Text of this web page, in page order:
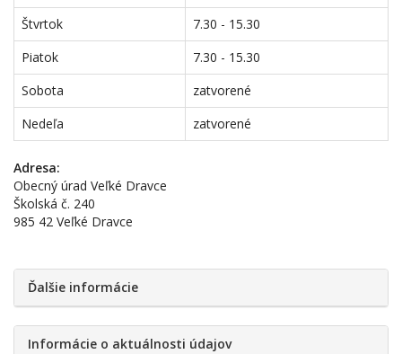
Štvrtok
7.30 - 15.30
Piatok
7.30 - 15.30
Sobota
zatvorené
Nedeľa
zatvorené
Adresa:
Obecný úrad Veľké Dravce
Školská č. 240
985 42 Veľké Dravce
Ďalšie informácie
Informácie o aktuálnosti údajov